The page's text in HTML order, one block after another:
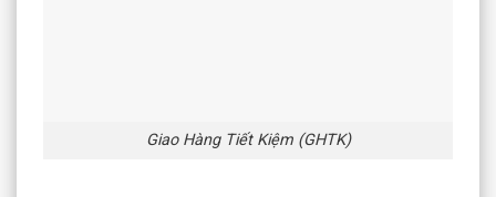
Giao Hàng Tiết Kiệm (GHTK)